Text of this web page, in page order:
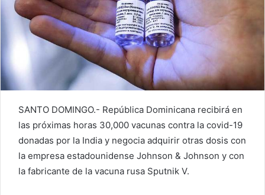
SANTO DOMINGO.- República Dominicana recibirá en
las próximas horas 30,000 vacunas contra la covid-19
donadas por la India y negocia adquirir otras dosis con
la empresa estadounidense Johnson & Johnson y con
la fabricante de la vacuna rusa Sputnik V.